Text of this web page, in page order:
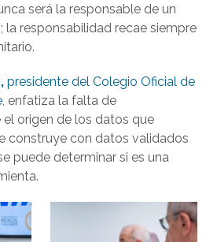
será la responsable de un
la responsabilidad recae siempre
presidente del Colegio Oficial de
, enfatiza la falta de
origen de los datos que
construye con datos validados
puede determinar si es una